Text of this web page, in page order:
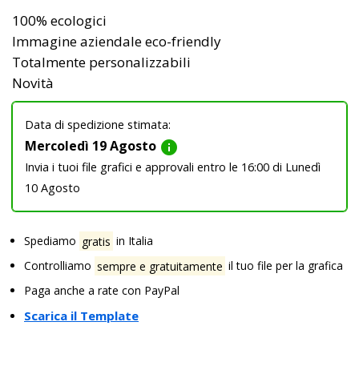
100% ecologici
Immagine aziendale eco-friendly
Totalmente personalizzabili
Novità
Data di spedizione stimata:
Mercoledì 19 Agosto info
Invia i tuoi file grafici e approvali entro le 16:00 di Lunedì
10 Agosto
Spediamo gratis in Italia
Controlliamo sempre e gratuitamente il tuo file per la grafica
Paga anche a rate con PayPal
Scarica il Template